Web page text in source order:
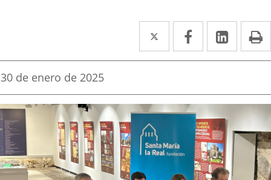
Twitter
Enlace
a
aplicación
externa.
Facebook
Enlace
a
aplicación
externa.
Enlace
a
Fecha
la
noticia
30 de enero de 2025